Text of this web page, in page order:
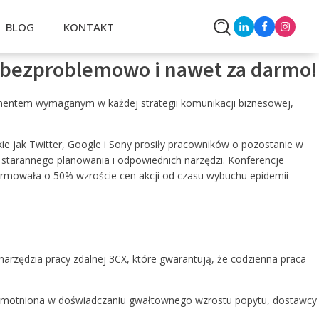
BLOG KONTAKT
i nawet za darmo!
wymaganym w każdej strategii komunikacji biznesowej,
jak Twitter, Google i Sony prosiły pracowników o pozostanie w
planowania i odpowiednich narzędzi. Konferencje
o 50% wzroście cen akcji od czasu wybuchu epidemii
pracy zdalnej 3CX, które gwarantują, że codzienna praca
w doświadczaniu gwałtownego wzrostu popytu, dostawcy